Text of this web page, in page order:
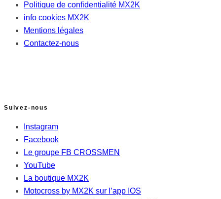
Politique de confidentialité MX2K
info cookies MX2K
Mentions légales
Contactez-nous
Suivez-nous
Instagram
Facebook
Le groupe FB CROSSMEN
YouTube
La boutique MX2K
Motocross by MX2K sur l’app IOS